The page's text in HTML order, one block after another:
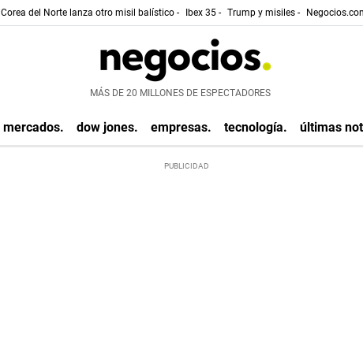
Corea del Norte lanza otro misil balístico - Ibex 35 - Trump y misiles -
MÁS DE 20 MILLONES DE ESPECTADORES
mercados. dow jones. empresas. tecnología. últimas